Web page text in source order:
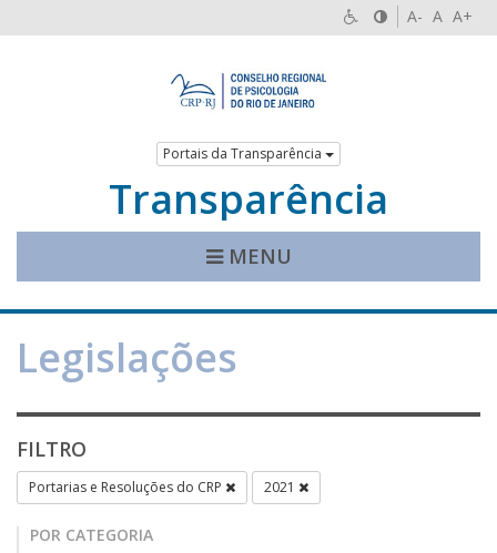
A- A A+
Portais da Transparência
Transparência
MENU
Legislações
FILTRO
Portarias e Resoluções do CRP 2021
POR CATEGORIA